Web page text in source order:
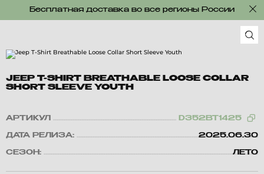
Бесплатная доставка во все регионы России
JEEP T-SHIRT BREATHABLE LOOSE COLLAR
SHORT SLEEVE YOUTH
АРТИКУЛ D352BT1425
ДАТА РЕЛИЗА: 2025.06.30
СЕЗОН: ЛЕТО